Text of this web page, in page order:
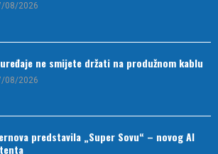
08/2026
uređaje ne smijete držati na produžnom kablu
08/2026
predstavila „Super Sovu“ – novog AI